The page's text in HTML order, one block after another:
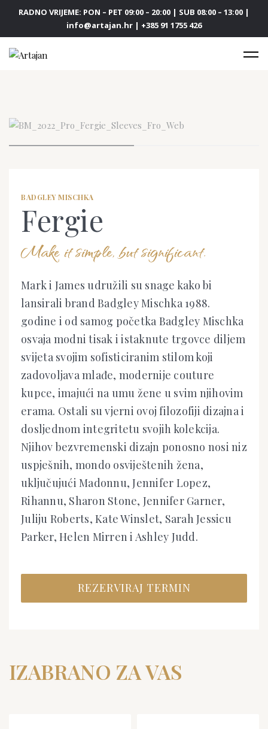
RADNO VRIJEME: PON – PET 09:00 – 20:00 | SUB 08:00 – 13:00 |
info@artajan.hr | +385 91 1755 426
Fergie
Make it simple, but significant.
Mark i James udružili su snage kako bi
lansirali brand Badgley Mischka 1988.
godine i od samog početka Badgley Mischka
osvaja modni tisak i istaknute trgovce diljem
svijeta svojim sofisticiranim stilom koji
zadovoljava mlađe, modernije couture
kupce, imajući na umu žene u svim njihovim
erama. Ostali su vjerni ovoj filozofiji dizajna i
dosljednom integritetu svojih kolekcija.
Njihov bezvremenski dizajn ponosno nosi niz
uspješnih, mondo osviještenih žena,
uključujući Madonnu, Jennifer Lopez,
Rihannu, Sharon Stone, Jennifer Garner,
Juliju Roberts, Kate Winslet, Sarah Jessicu
Parker, Helen Mirren i Ashley Judd.
REZERVIRAJ TERMIN
BADGLEY MISCHKA
IZABRANO ZA VAS